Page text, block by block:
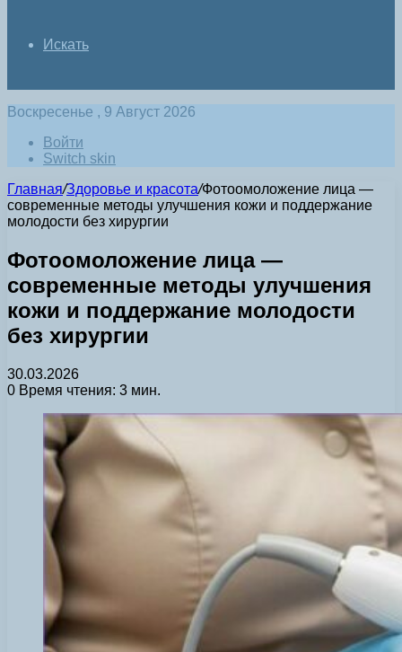
Искать
Воскресенье , 9 Август 2026
Войти
Switch skin
Главная/Здоровье и красота/Фотоомоложение лица —
современные методы улучшения кожи и поддержание
молодости без хирургии
Фотоомоложение лица —
современные методы улучшения
кожи и поддержание молодости
без хирургии
30.03.2026
0 Время чтения: 3 мин.